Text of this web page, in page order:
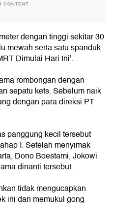
CONTENT
dengan tinggi sekitar 30
mewah serta satu spanduk
Dimulai Hari Ini'.
rombongan dengan
sepatu kets. Sebelum naik
dengan para direksi PT
panggung kecil tersebut
I. Setelah menyimak
Dono Boestami, Jokowi
dinanti tersebut.
tidak mengucapkan
ini dan memukul gong